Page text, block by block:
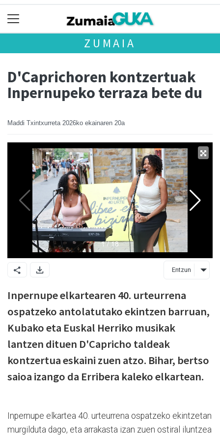
ZUMAIA
D'Caprichoren kontzertuak
Inpernupeko terraza bete du
Maddi Txintxurreta 2026ko ekainaren 20a
Entzun
Inpernupe elkartearen 40. urteurrena
ospatzeko antolatutako ekintzen barruan,
Kubako eta Euskal Herriko musikak
lantzen dituen D'Capricho taldeak
kontzertua eskaini zuen atzo. Bihar, bertso
saioa izango da Erribera kaleko elkartean.
Inpernupe elkartea 40. urteurrena ospatzeko ekintzetan
murgilduta dago, eta arrakasta izan zuen ostiral iluntzea